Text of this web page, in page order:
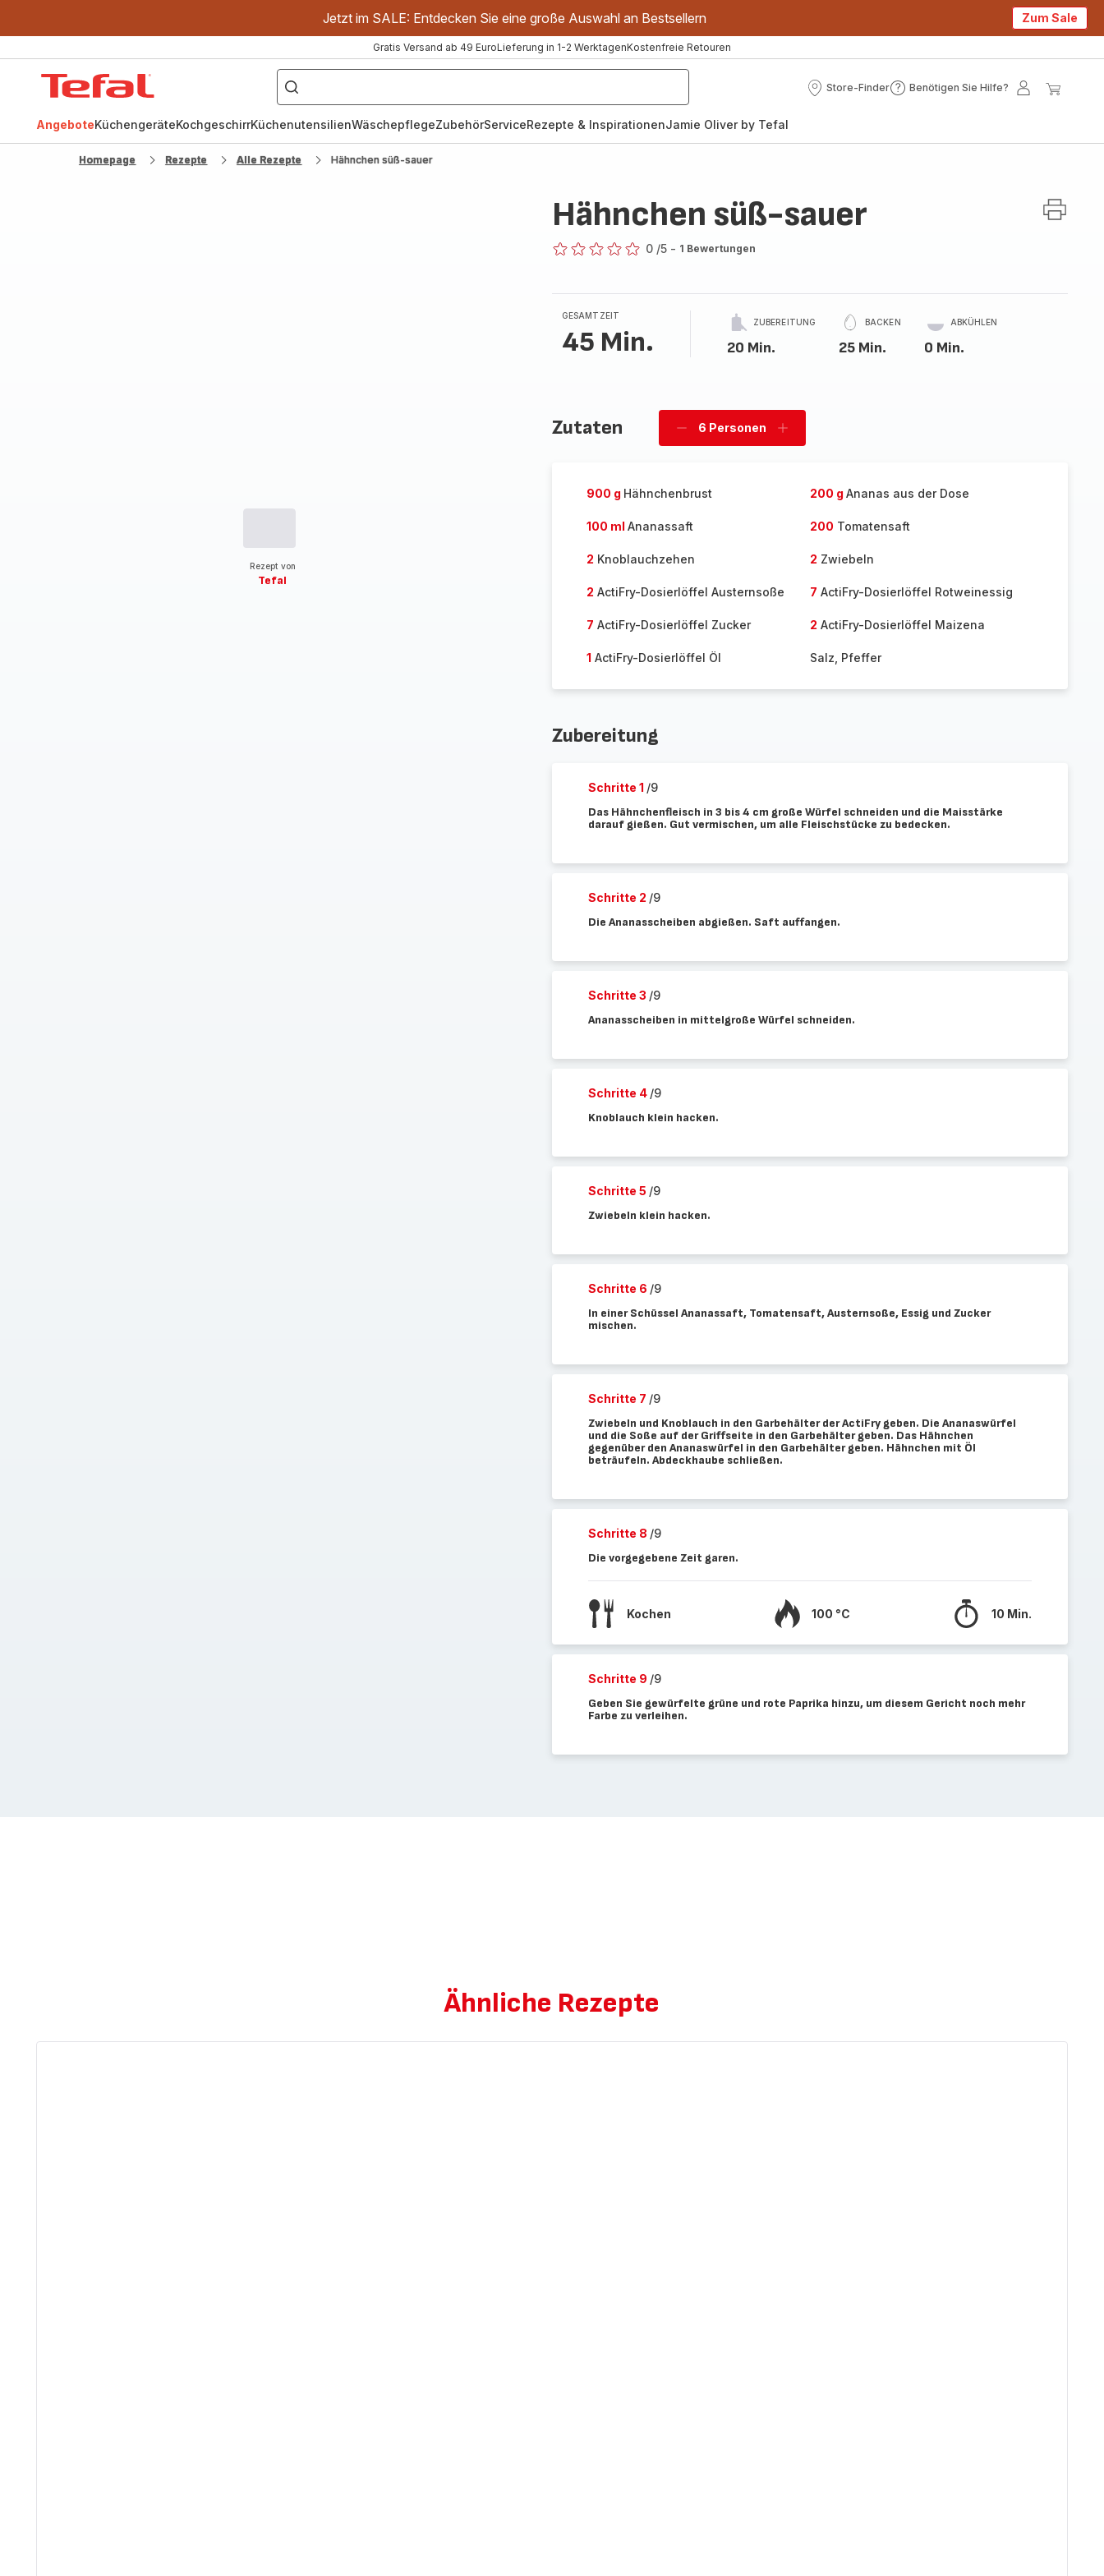
Jetzt im SALE: Entdecken Sie eine große Auswahl an Bestsellern Zum Sale
Gratis Versand ab 49 EuroLieferung in 1-2 WerktagenKostenfreie Retouren
["OptiGrill","Easy
Fry","Pfanne"]
Store-Finder
Store-
Benötigen Sie Hilfe?
Benötigen
Mein
AngeboteKüchengeräteKochgeschirrKüchenutensilienWäschepflegeZubehörServiceRezepte & InspirationenJamie Oliver by Tefal
Homepage Rezepte Alle Rezepte Hähnchen süß-sauer
Rezept von
Tefal
Hähnchen süß-sauer
0 /5 - 1 Bewertungen
GESAMTZEIT
45 Min.
ZUBEREITUNG
20 Min.
BACKEN
25 Min.
ABKÜHLEN
0 Min.
Zutaten
Personen
6 Personen
Personen
900 g Hähnchenbrust 200 g Ananas aus der Dose
100 ml Ananassaft 200 Tomatensaft
2 Knoblauchzehen 2 Zwiebeln
2 ActiFry-Dosierlöffel Austernsoße 7 ActiFry-Dosierlöffel Rotweinessig
7 ActiFry-Dosierlöffel Zucker 2 ActiFry-Dosierlöffel Maizena
1 ActiFry-Dosierlöffel Öl Salz, Pfeffer
Zubereitung
Schritte 1 /9
Das Hähnchenfleisch in 3 bis 4 cm große Würfel schneiden und die Maisstärke
darauf gießen. Gut vermischen, um alle Fleischstücke zu bedecken.
Schritte 2 /9
Die Ananasscheiben abgießen. Saft auffangen.
Schritte 3 /9
Ananasscheiben in mittelgroße Würfel schneiden.
Schritte 4 /9
Knoblauch klein hacken.
Schritte 5 /9
Zwiebeln klein hacken.
Schritte 6 /9
In einer Schüssel Ananassaft, Tomatensaft, Austernsoße, Essig und Zucker
mischen.
Schritte 7 /9
Zwiebeln und Knoblauch in den Garbehälter der ActiFry geben. Die Ananaswürfel
und die Soße auf der Griffseite in den Garbehälter geben. Das Hähnchen
gegenüber den Ananaswürfel in den Garbehälter geben. Hähnchen mit Öl
beträufeln. Abdeckhaube schließen.
Schritte 8 /9
Die vorgegebene Zeit garen.
Kochen 100 °C 10 Min.
Schritte 9 /9
Geben Sie gewürfelte grüne und rote Paprika hinzu, um diesem Gericht noch mehr
Farbe zu verleihen.
Ähnliche Rezepte